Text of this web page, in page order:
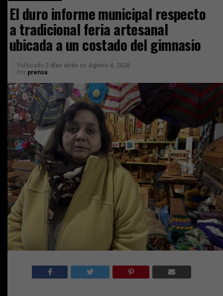
El duro informe municipal respecto
a tradicional feria artesanal
ubicada a un costado del gimnasio
Publicado 2 días atrás en Agosto 4, 2026
Por prensa